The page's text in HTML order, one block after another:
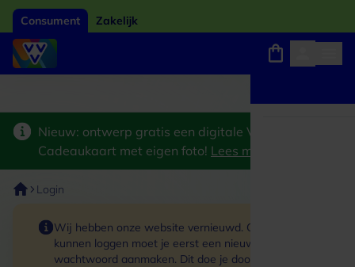
Consument Zakelijk
Nieuw: ontwerp gratis een digitale VVV
Cadeaukaart met eigen foto! Lees meer
Login
Wij hebben onze website vernieuwd. Om in te
kunnen loggen moet je eerst een nieuw
wachtwoord aanmaken. Dit doe je door op de link